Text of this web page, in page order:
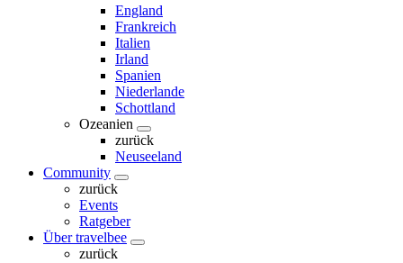
England
Frankreich
Italien
Irland
Spanien
Niederlande
Schottland
Ozeanien
zurück
Neuseeland
Community
zurück
Events
Ratgeber
Über travelbee
zurück